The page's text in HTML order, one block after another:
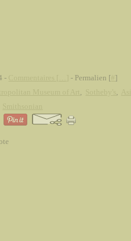
- - Permalien [ ]
, ,